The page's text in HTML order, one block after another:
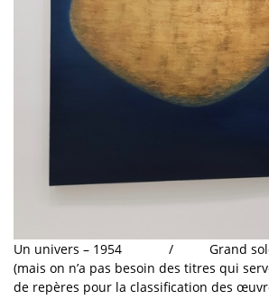
Un univers – 1954 / Grand
(mais on n’a pas besoin des titres qui
de repères pour la classification des